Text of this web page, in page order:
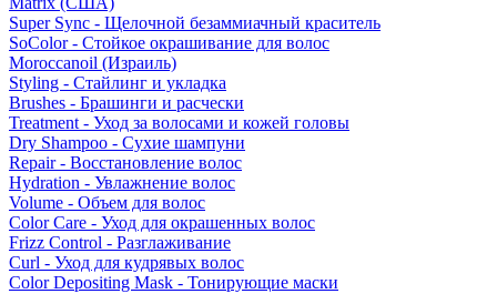
Super Sync - Щелочной безаммиачный краситель
SoColor - Стойкое окрашивание для волос
Moroccanoil (Израиль)
Styling - Стайлинг и укладка
Brushes - Брашинги и расчески
Treatment - Уход за волосами и кожей головы
Dry Shampoo - Сухие шампуни
Repair - Восстановление волос
Hydration - Увлажнение волос
Volume - Объем для волос
Color Care - Уход для окрашенных волос
Frizz Control - Разглаживание
Curl - Уход для кудрявых волос
Color Depositing Mask - Тонирующие маски